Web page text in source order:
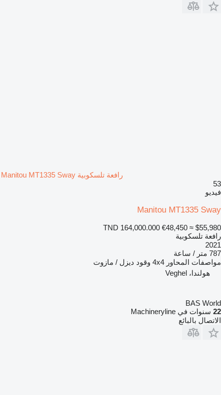
رافعة تلسكوبية Manitou MT1335 Sway
53
فيديو
Manitou MT1335 Sway
TND 164,000.000 €48,450 ≈ $55,980
رافعة تلسكوبية
2021
787 متر / ساعة
مواصفات المحاور 4x4 وقود ديزل / مازوت
هولندا، Veghel
BAS World
22 سنوات في Machineryline
الاتصال بالبائع